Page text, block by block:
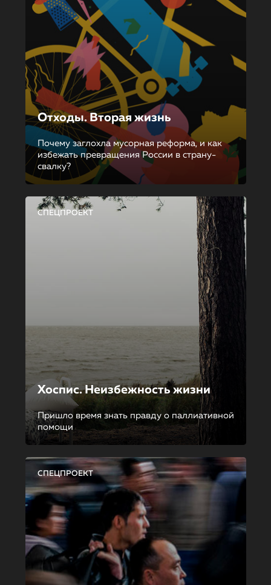
Отходы. Вторая жизнь
Почему заглохла мусорная реформа, и как
избежать превращения России в страну-
свалку?
СПЕЦПРОЕКТ
Хоспис. Неизбежность жизни
Пришло время знать правду о паллиативной
помощи
СПЕЦПРОЕКТ